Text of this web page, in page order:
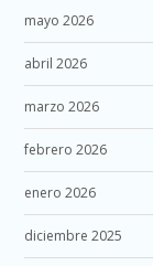
mayo 2026
abril 2026
marzo 2026
febrero 2026
enero 2026
diciembre 2025